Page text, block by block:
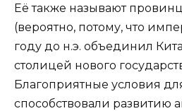
Её также называют
(вероятно, потому, что
году до н.э. объединил
столицей нового
Благоприятные условия
способствовали развитию